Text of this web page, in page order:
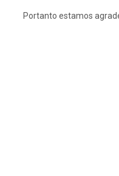
Portanto estamos